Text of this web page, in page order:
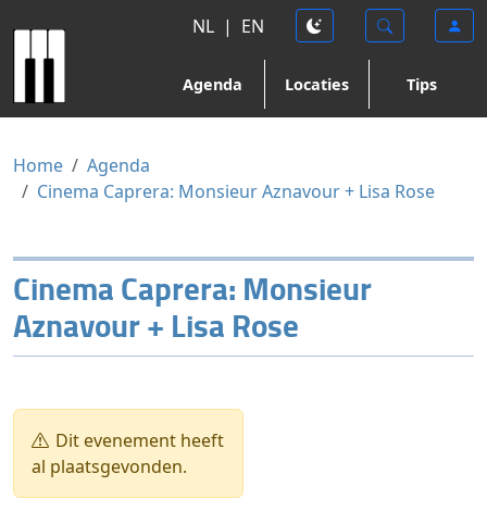
NL | EN
Agenda Locaties Tips
Home
Agenda
Cinema Caprera: Monsieur Aznavour + Lisa Rose
Cinema Caprera: Monsieur
Aznavour + Lisa Rose
Dit evenement heeft
al plaatsgevonden.